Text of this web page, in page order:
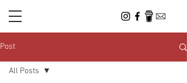
Post
All Posts